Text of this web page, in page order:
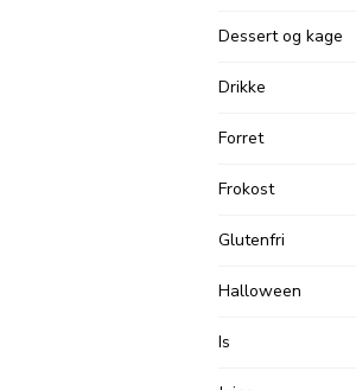
Dessert og kage
Drikke
Forret
Frokost
Glutenfri
Halloween
Is